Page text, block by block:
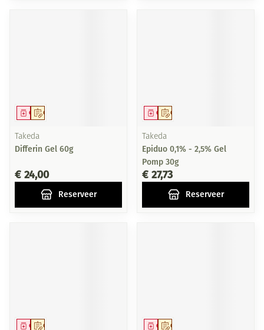
Op voorschrift
Geneesmiddel
Takeda
Differin Gel 60g
€ 24,00
Reserveer
Op voorschrift
Geneesmiddel
Takeda
Epiduo 0,1% - 2,5% Gel
Pomp 30g
€ 27,73
Reserveer
Op voorschrift
Geneesmiddel Op voorschrift
Geneesmiddel